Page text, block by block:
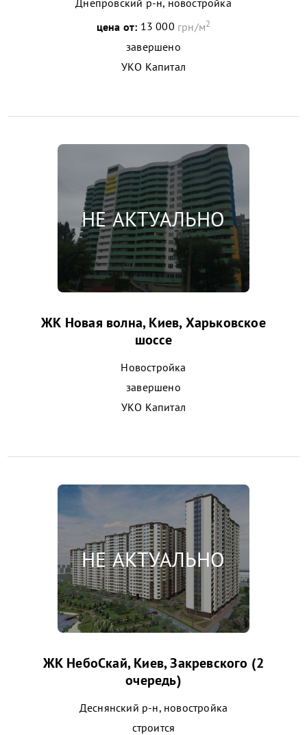
Днепровский р-н, новостройка
цена от: 13 000 грн/м2
завершено
УКО Капитал
ЖК Новая волна, Киев, Харьковское
шоссе
Новостройка
завершено
УКО Капитал
ЖК НебоСкай, Киев, Закревского (2
очередь)
Деснянский р-н, новостройка
строится